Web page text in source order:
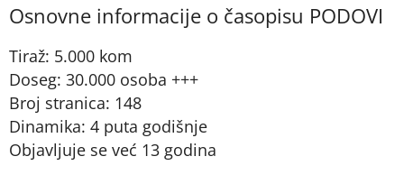
Osnovne informacije o časopisu PODOVI
Tiraž: 5.000 kom
Doseg: 30.000 osoba +++
Broj stranica: 148
Dinamika: 4 puta godišnje
Objavljuje se već 13 godina